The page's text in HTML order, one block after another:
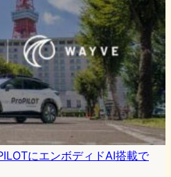
にエンボディドAI搭載で